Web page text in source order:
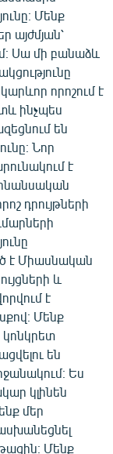
Մենք
այժմյան՝
Սա մի բանաձև
որոշում է
ինչպես
են
Նոր
է
դրույթների
է Միասնական
և
է
Մենք
կոնկրետ
են
Ես
կլինեն
մեր
Մենք